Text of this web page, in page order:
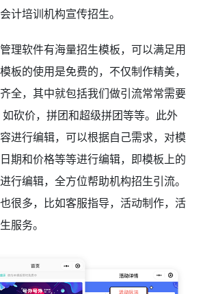
计培训机构宣传招生。
理软件有海量招生模板，可以满足用
板的使用是免费的，不仅制作精美，
全，其中就包括我们做引流常常需要
砍价，拼团和超级拼团等等。此外
进行编辑，可以根据自己需求，对模
期和价格等等进行编辑，即模板上的
行编辑，全方位帮助机构招生引流。
很多，比如客服指导，活动制作，活
服务。